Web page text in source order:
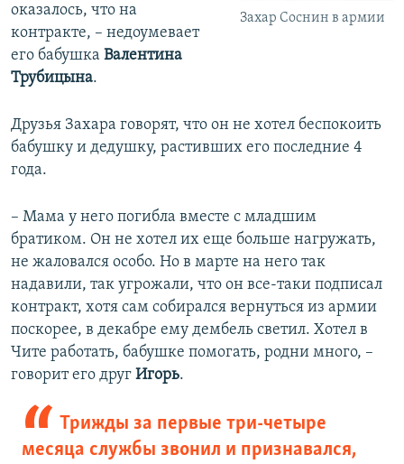
Захар Соснин в армии
оказалось, что на
контракте, – недоумевает
его бабушка Валентина
Трубицына.
Друзья Захара говорят, что он не хотел беспокоить
бабушку и дедушку, растивших его последние 4
года.
– Мама у него погибла вместе с младшим
братиком. Он не хотел их еще больше нагружать,
не жаловался особо. Но в марте на него так
надавили, так угрожали, что он все-таки подписал
контракт, хотя сам собирался вернуться из армии
поскорее, в декабре ему дембель светил. Хотел в
Чите работать, бабушке помогать, родни много, –
говорит его друг Игорь.
Трижды за первые три-четыре
месяца службы звонил и признавался,